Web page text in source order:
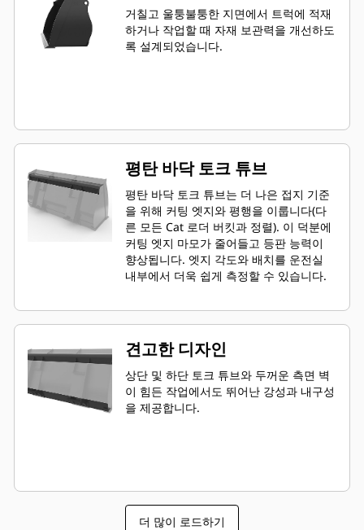
거칠고 울퉁불퉁한 지면에서 트럭에 적재
하거나 작업할 때 자재 보관력을 개선하도
록 설계되었습니다.
평탄 바닥 토크 튜브
평탄 바닥 토크 튜브는 더 나은 접지 기준
을 위해 커팅 엣지와 평행을 이룹니다(다
른 모든 Cat 로더 버킷과 정렬). 이 덕분에
커팅 엣지 마모가 줄어들고 등판 능력이
향상됩니다. 엣지 각도와 배치를 운전실
내부에서 더욱 쉽게 측정할 수 있습니다.
견고한 디자인
상단 및 하단 토크 튜브와 두꺼운 측면 벽
이 힘든 작업에서도 뛰어난 강성과 내구성
을 제공합니다.
더 많이 로드하기